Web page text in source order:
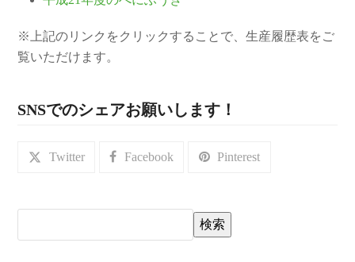
※上記のリンクをクリックすることで、生産履歴表をご
覧いただけます。
SNSでのシェアお願いします！
Twitter Facebook Pinterest
検索